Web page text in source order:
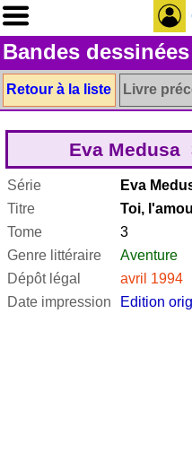
Bandes
Retour à la liste Livre
Eva Medusa
Série
Eva
Titre
Toi,
Tome
3
Genre littéraire
Aventure
Dépôt légal
avril 1994
Date impression
Edition